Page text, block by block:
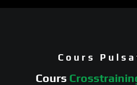
Cours
Cours